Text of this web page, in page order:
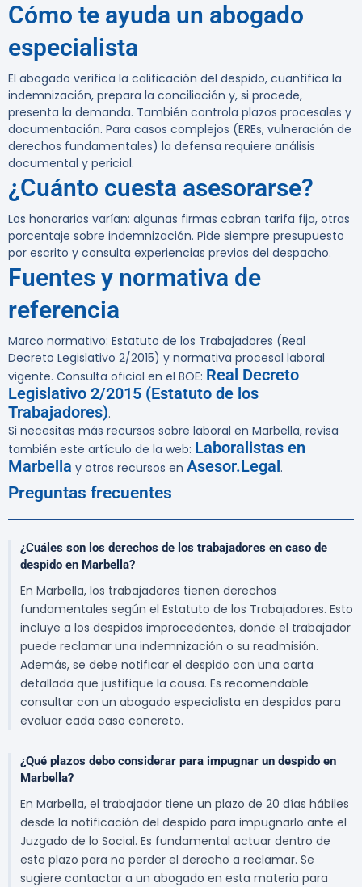
Cómo te ayuda un abogado
especialista
El abogado verifica la calificación del despido, cuantifica la
indemnización, prepara la conciliación y, si procede,
presenta la demanda. También controla plazos procesales y
documentación. Para casos complejos (EREs, vulneración de
derechos fundamentales) la defensa requiere análisis
documental y pericial.
¿Cuánto cuesta asesorarse?
Los honorarios varían: algunas firmas cobran tarifa fija, otras
porcentaje sobre indemnización. Pide siempre presupuesto
por escrito y consulta experiencias previas del despacho.
Fuentes y normativa de
referencia
Marco normativo: Estatuto de los Trabajadores (Real
Decreto Legislativo 2/2015) y normativa procesal laboral
vigente. Consulta oficial en el BOE: Real Decreto
Legislativo 2/2015 (Estatuto de los
Trabajadores).
Si necesitas más recursos sobre laboral en Marbella, revisa
también este artículo de la web: Laboralistas en
Marbella y otros recursos en Asesor.Legal.
Preguntas frecuentes
¿Cuáles son los derechos de los trabajadores en caso de
despido en Marbella?
En Marbella, los trabajadores tienen derechos
fundamentales según el Estatuto de los Trabajadores. Esto
incluye a los despidos improcedentes, donde el trabajador
puede reclamar una indemnización o su readmisión.
Además, se debe notificar el despido con una carta
detallada que justifique la causa. Es recomendable
consultar con un abogado especialista en despidos para
evaluar cada caso concreto.
¿Qué plazos debo considerar para impugnar un despido en
Marbella?
En Marbella, el trabajador tiene un plazo de 20 días hábiles
desde la notificación del despido para impugnarlo ante el
Juzgado de lo Social. Es fundamental actuar dentro de
este plazo para no perder el derecho a reclamar. Se
sugiere contactar a un abogado en esta materia para